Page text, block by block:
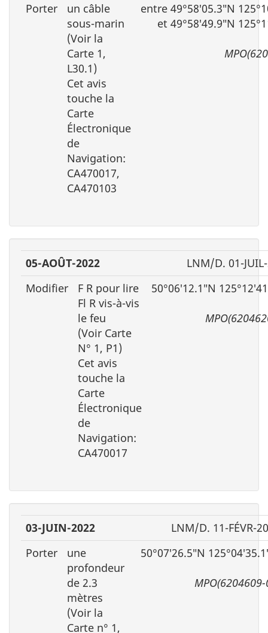
Porter
un câble
sous-marin
(Voir la
Carte 1,
L30.1)
Cet avis
touche la
Carte
Électronique
de
Navigation:
CA470017,
CA470103
entre 49°58′05.3″N
et 49°58′49.9″N
05-AOÛT-2022
LNM/D. 01-
Modifier
F R pour lire
Fl R vis-à-vis
le feu
(Voir Carte
N° 1, P1)
Cet avis
touche la
Carte
Électronique
de
Navigation:
CA470017
50°06′12.1″N
03-JUIN-2022
LNM/D. 11-FÉVR-
Porter
une
profondeur
de 2.3
mètres
(Voir la
Carte n° 1,
50°07′26.5″N